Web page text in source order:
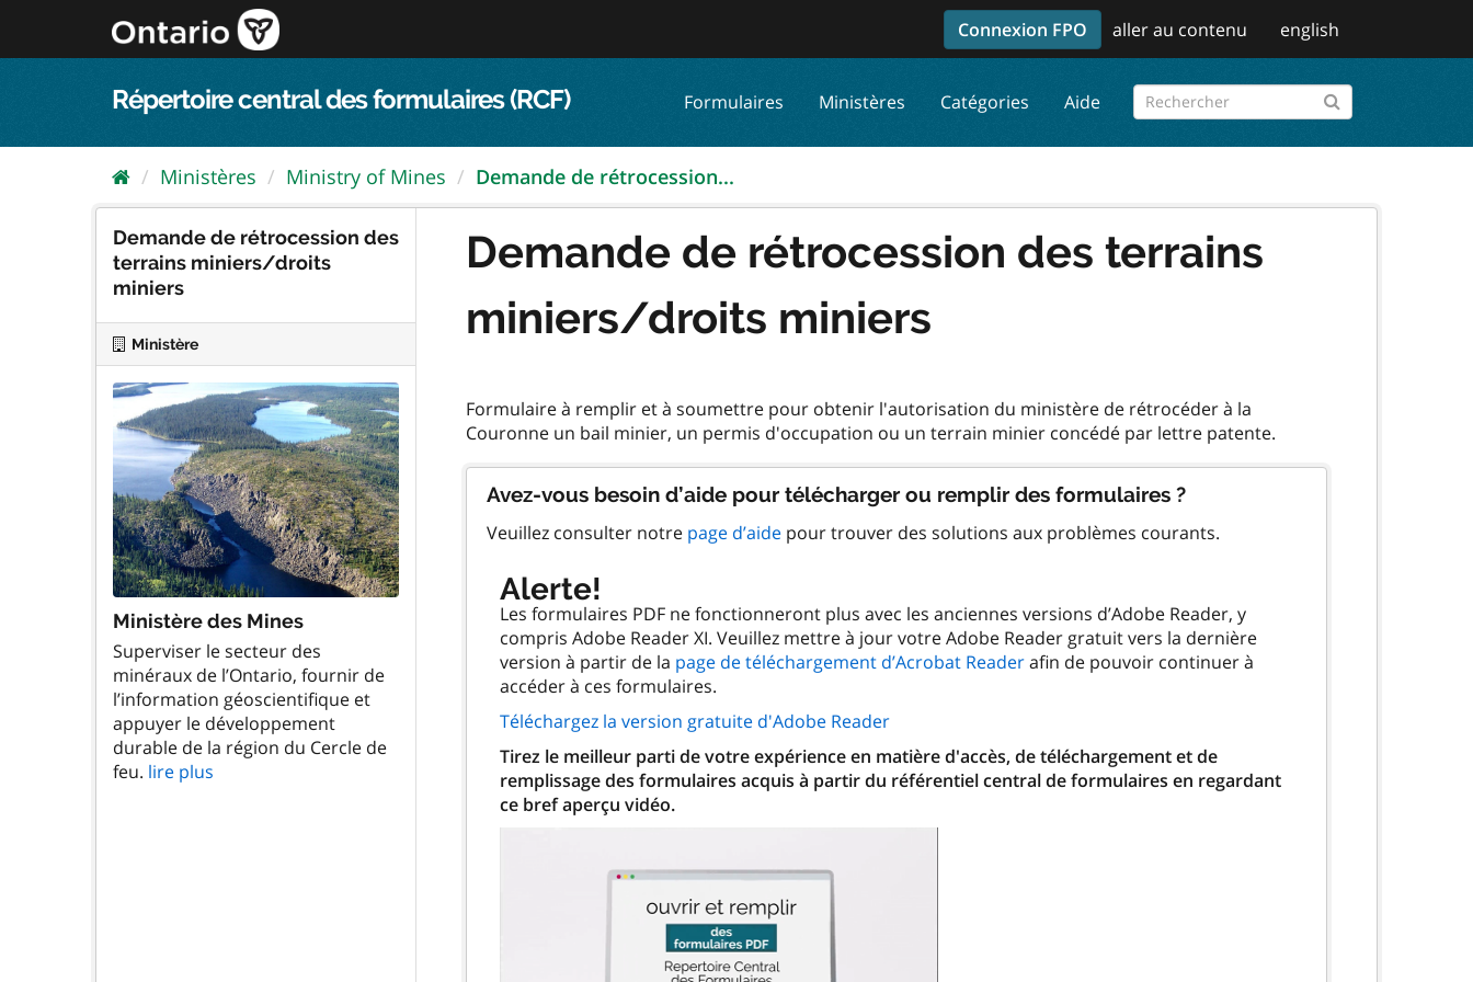
au
Connexion FPO aller au contenu english
Répertoire central des formulaires (RCF) Formulaires Ministères Catégories Aide
Ministères Ministry of Mines Demande de rétrocession...
Demande de rétrocession des
terrains miniers/droits
miniers
Ministère
Ministère des Mines
Superviser le secteur des
minéraux de l’Ontario, fournir de
l’information géoscientifique et
appuyer le développement
durable de la région du Cercle de
feu. lire plus
Demande de rétrocession des terrains
miniers/droits miniers
Formulaire à remplir et à soumettre pour obtenir l'autorisation du ministère de rétrocéder à la
Avez-vous besoin d’aide pour télécharger ou remplir des formulaires ?
Veuillez consulter notre page d’aide pour trouver des solutions aux problèmes courants.
Alerte!
Les formulaires PDF ne fonctionneront plus avec les anciennes versions d’Adobe Reader, y
compris Adobe Reader XI. Veuillez mettre à jour votre Adobe Reader gratuit vers la dernière
version à partir de la page de téléchargement d’Acrobat Readerafin de pouvoir continuer à
accéder à ces formulaires.
Téléchargez la version gratuite d'Adobe Reader
Tirez le meilleur parti de votre expérience en matière d'accès, de téléchargement et de
remplissage des formulaires acquis à partir du référentiel central de formulaires en regardant
ce bref aperçu vidéo.